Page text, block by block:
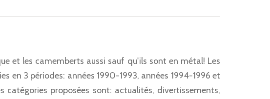
et les camemberts aussi sauf qu'ils sont en métal! Les
en 3 périodes: années 1990-1993, années 1994-1996 et
catégories proposées sont: actualités, divertissements,